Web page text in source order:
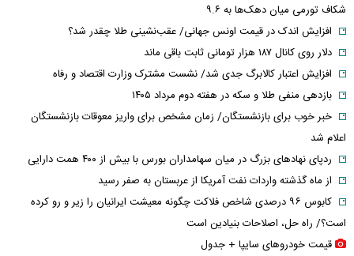
شکاف تورمی میان دهک‌ها به ۹.۶
افزایش اندک در قیمت اونس جهانی/ عقب‌نشینی طلا چقدر شد؟
دلار روی کانال ۱۸۷ هزار تومانی ثابت باقی ماند
افزایش اعتبار کالابرگ جدی شد/ نشست مشترک وزارت اقتصاد و رفاه
بازدهی منفی طلا و سکه در هفته دوم مرداد ۱۴۰۵
خبر خوب برای بازنشستگان/ زمان مشخص برای واریز معوقات بازنشستگان
اعلام شد
ردپای نهاد‌های بزرگ در میان سهامداران بورس با بیش از ۴۰۰ همت دارایی
از ماه گذشته واردات نفت آمریکا از عربستان به صفر رسید
کابوس ۹۶ درصدی شاخص فلاکت چگونه معیشت ایرانیان را زیر و رو کرده
است؟/ راه حل، اصلاحات بنیادین است
قیمت خودرو‌های سایپا + جدول